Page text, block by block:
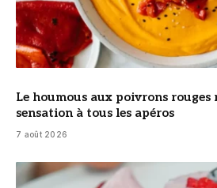
Le houmous aux poivrons
sensation à tous les apéros
7 août 2026
© DR